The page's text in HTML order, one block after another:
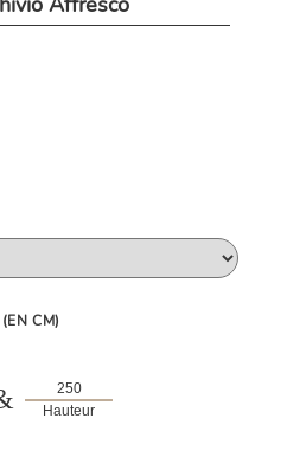
CM)
Hauteur